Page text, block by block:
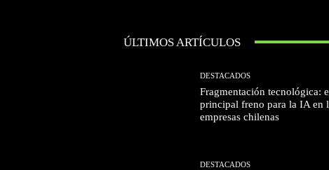
ÚLTIMOS ARTÍCULOS
DESTACADOS
Fragmentación tecnológica:
principal freno para la IA en
empresas chilenas
DESTACADOS